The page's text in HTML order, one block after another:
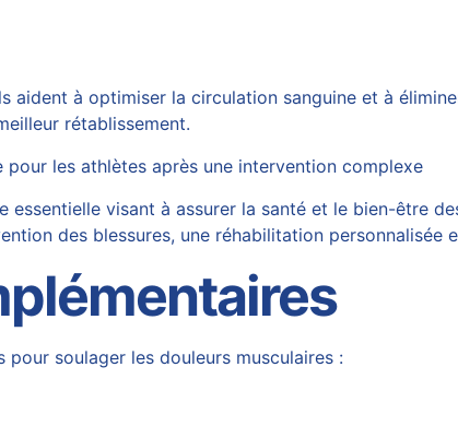
aident à optimiser la circulation sanguine et à
rétablissement.
les athlètes après une intervention complexe
essentielle visant à assurer la santé et le bien-être
des blessures, une réhabilitation personnalisée
soulager les douleurs musculaires :